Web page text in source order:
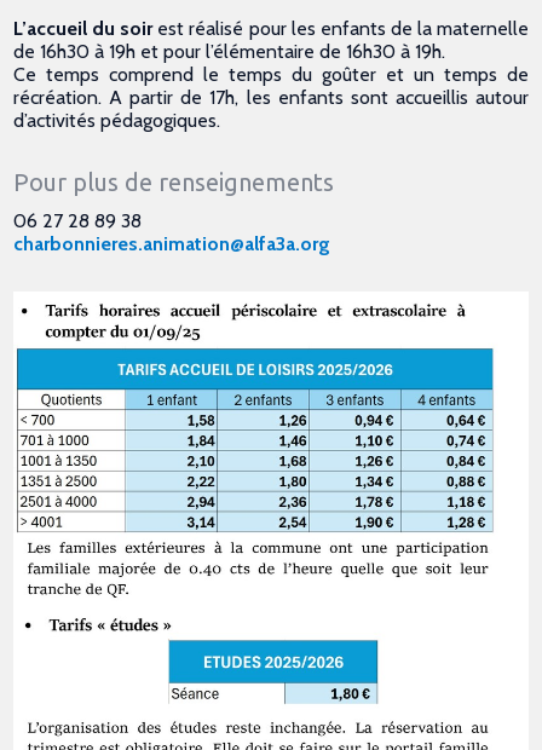
L’accueil du soirest réalisé pour les enfants de la maternelle
de 16h30 à 19h et pour l’élémentaire de 16h30 à 19h.
Ce temps comprend le temps du goûter et un temps de
récréation. A partir de 17h, les enfants sont accueillis autour
d’activités pédagogiques.
Pour plus de renseignements
06 27 28 89 38
charbonnieres.animation@alfa3a.org